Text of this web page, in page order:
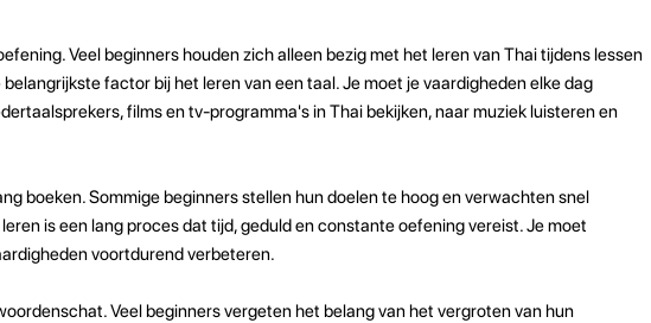
Veel beginners houden zich alleen bezig met het leren van Thai tijdens lessen
factor bij het leren van een taal. Je moet je vaardigheden elke dag
films en tv-programma's in Thai bekijken, naar muziek luisteren en
boeken. Sommige beginners stellen hun doelen te hoog en verwachten snel
is een lang proces dat tijd, geduld en constante oefening vereist. Je moet
voortdurend verbeteren.
Veel beginners vergeten het belang van het vergroten van hun